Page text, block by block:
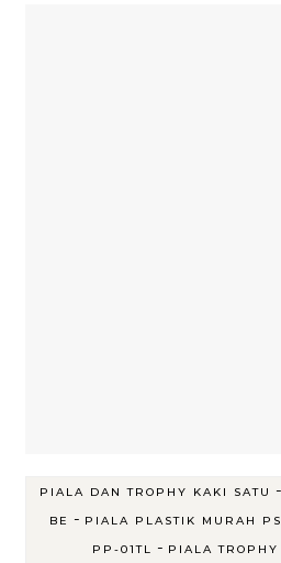
PIALA DAN TROPHY KAKI SATU -
BE
- PIALA PLASTIK MURAH
PP-01TL - PIALA TROPHY